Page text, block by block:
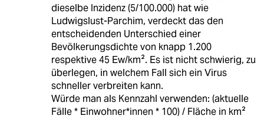
dieselbe Inzidenz (5/100.000) hat wie
Ludwigslust-Parchim, verdeckt das den
entscheidenden Unterschied einer
Bevölkerungsdichte von knapp 1.200
respektive 45 Ew/km². Es ist nicht schwierig, zu
überlegen, in welchem Fall sich ein Virus
schneller verbreiten kann.
Würde man als Kennzahl verwenden: (aktuelle
Fälle * Einwohner*innen * 100) / Fläche in km²